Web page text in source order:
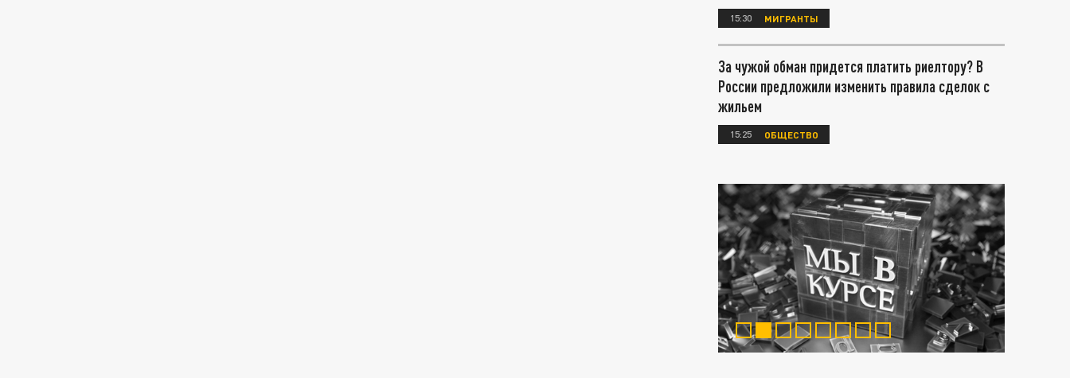
15:30 МИГРАНТЫ
За чужой обман придется платить риелтору? В
России предложили изменить правила сделок с
жильем
15:25 ОБЩЕСТВО